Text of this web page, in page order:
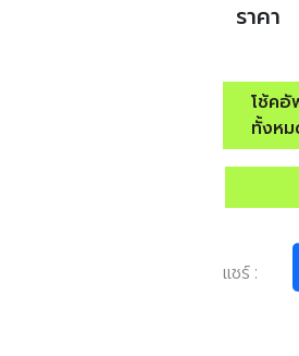
ราคา
โช้คอั
ทั้งห
แชร์ :